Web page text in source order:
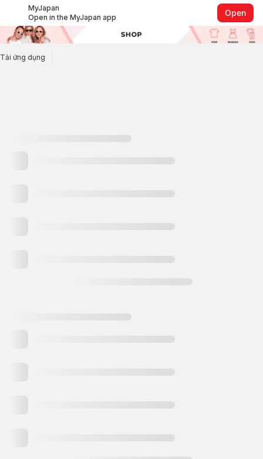
MyJapan
Open in the MyJapan app Open
Tải ứng dụng